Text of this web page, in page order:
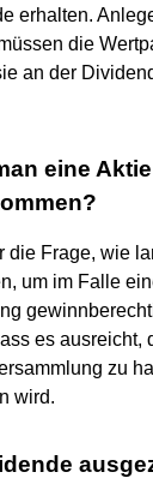
erhalten.
die
an der
eine
die Frage, wie
um im Falle
es ausreicht,
zu
wird.